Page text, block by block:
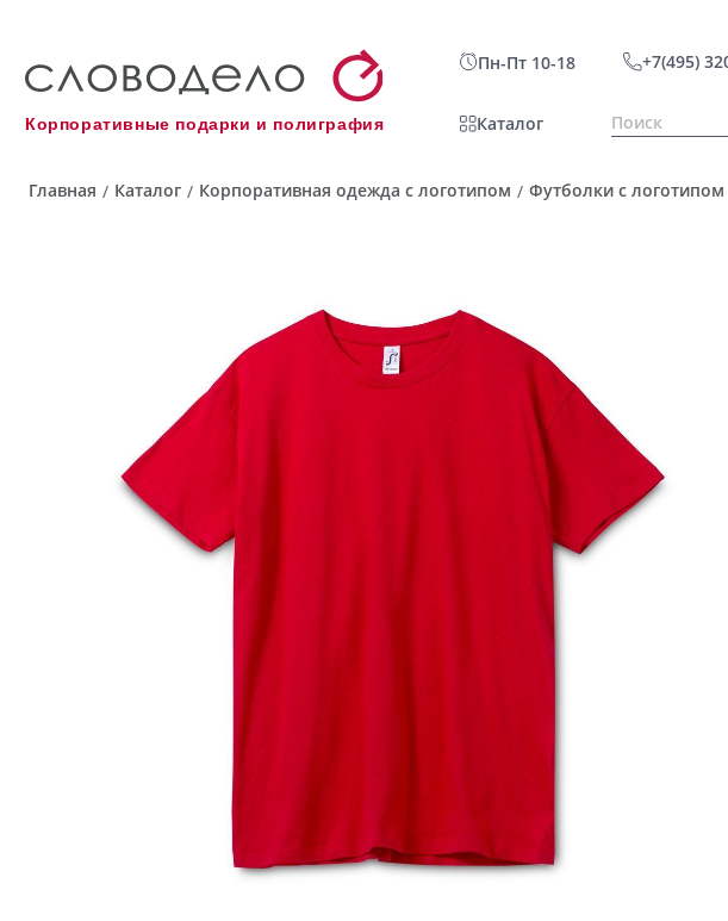
Корпоративные подарки и полиграфия
Пн-Пт 10-18 +7(495)
Каталог
Главная / Каталог / Корпоративная одежда с логотипом / Футболки с логотипом